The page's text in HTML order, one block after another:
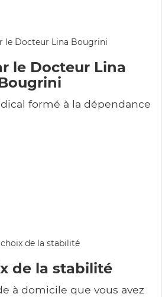
le Docteur Lina
formé à la dépendance
de la stabilité
à domicile que vous avez